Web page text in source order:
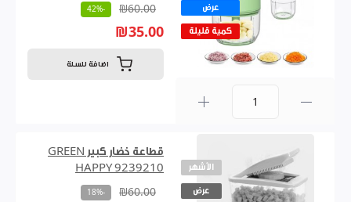
عرض
كمية قليلة
₪60.00
-42%
₪35.00
اضافة للسلة
الأشهر
عرض
قطاعة خضار كبير GREEN
HAPPY 9239210
₪60.00
-18%